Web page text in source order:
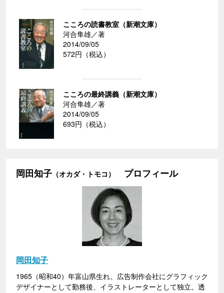
こころの読書教室（新潮文庫）
河合隼雄／著
2014/09/05
572円（税込）
こころの最終講義（新潮文庫）
河合隼雄／著
2014/09/05
693円（税込）
岡田知子 （オカダ・トモコ） プロフィール
岡田知子
1965（昭和40）年富山県生れ。広告制作会社にグラフィック
デザイナーとして勤務後、イラストレーターとして独立。透